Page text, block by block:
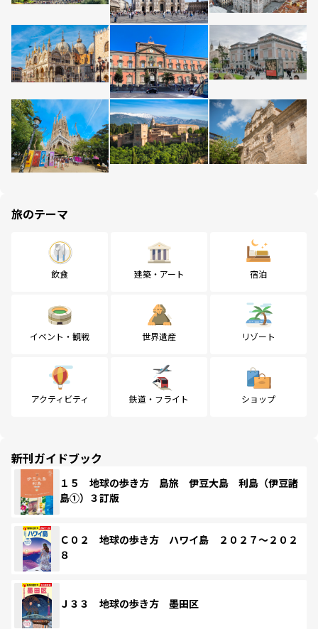
旅のテーマ
飲食 建築・アート 宿泊
イベント・観戦 世界遺産 リゾート
アクティビティ 鉄道・フライト ショップ
新刊ガイドブック
１５ 地球の歩き方 島旅 伊豆大島 利島（伊豆諸
島①）３訂版
Ｃ０２ 地球の歩き方 ハワイ島 ２０２７～２０２
８
Ｊ３３ 地球の歩き方 墨田区